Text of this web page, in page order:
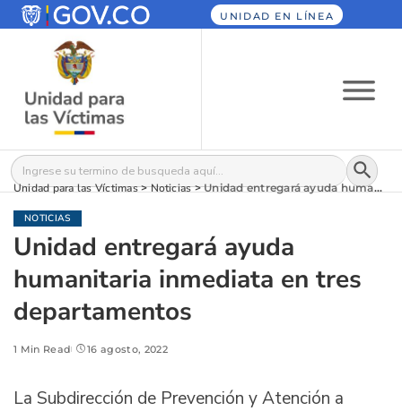
UNIDAD EN LÍNEA
Buscar: Botón
Unidad para las Víctimas>Noticias>Unidad entregará ayuda humanitaria inmediata en tres departamentos
NOTICIAS
Unidad entregará ayuda
humanitaria inmediata en tres
departamentos
1 Min Read 16 agosto, 2022
La Subdirección de Prevención y Atención a